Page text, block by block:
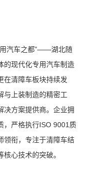
用汽车之都”——湖北随
的现代化专用汽车制造
在清障车板块持续发
与上装制造的精密工
决方案提供商。企业拥
，严格执行ISO 9001质
领衔，专注于清障车结
心技术的突破。